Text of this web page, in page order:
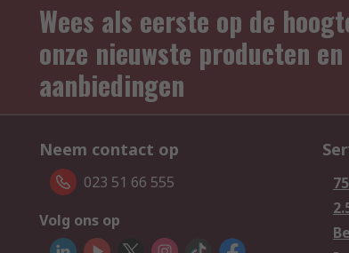
Wees als eerste op de
onze nieuwste producten en
aanbiedingen
Neem contact op
023 51 66 555
Volg ons op